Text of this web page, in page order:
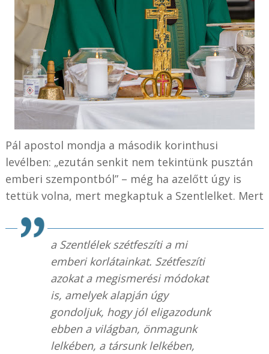
Pál apostol mondja a második korinthusi
levélben: „ezután senkit nem tekintünk pusztán
emberi szempontból” – még ha azelőtt úgy is
tettük volna, mert megkaptuk a Szentlelket. Mert
a Szentlélek szétfeszíti a mi
emberi korlátainkat. Szétfeszíti
azokat a megismerési módokat
is, amelyek alapján úgy
gondoljuk, hogy jól eligazodunk
ebben a világban, önmagunk
lelkében, a társunk lelkében,